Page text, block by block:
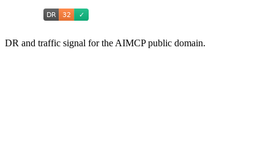
DR and traffic signal for the AIMCP public domain.